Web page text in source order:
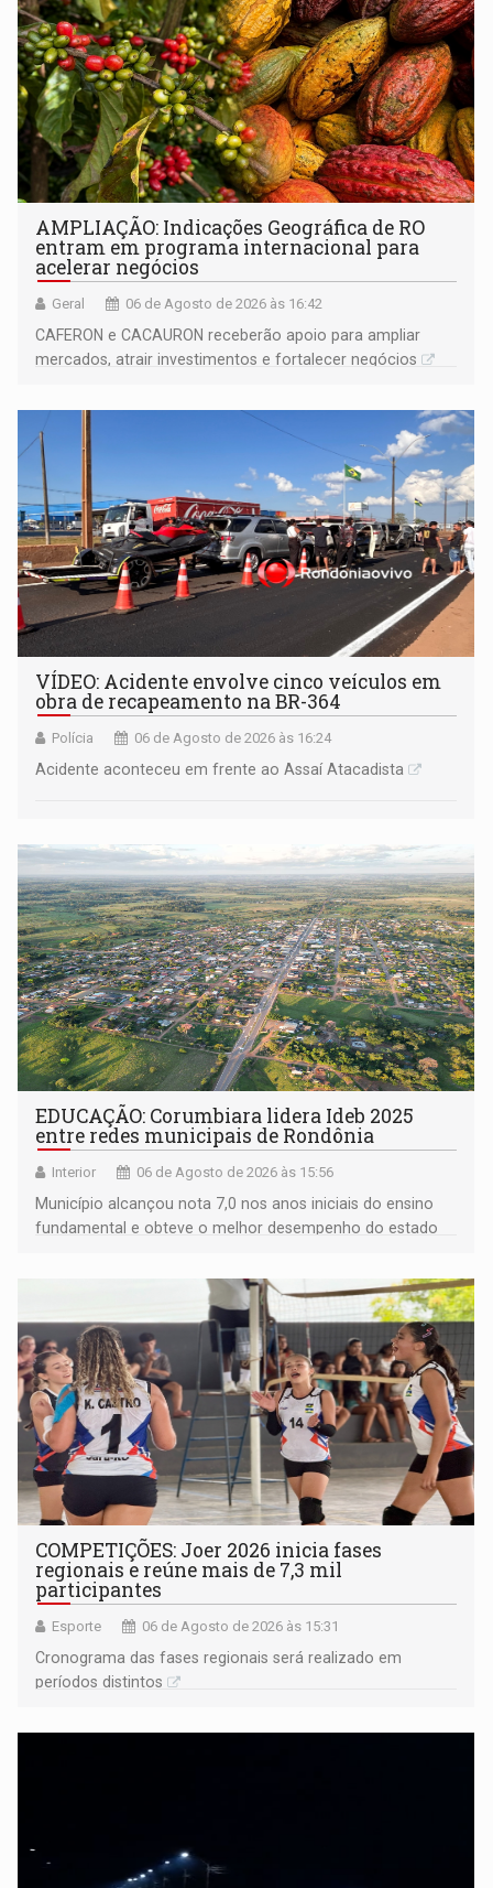
AMPLIAÇÃO: Indicações Geográfica de RO
entram em programa internacional para
acelerar negócios
Geral 06 de Agosto de 2026 às 16:42
CAFERON e CACAURON receberão apoio para ampliar
mercados, atrair investimentos e fortalecer negócios
VÍDEO: Acidente envolve cinco veículos em
obra de recapeamento na BR-364
Polícia 06 de Agosto de 2026 às 16:24
Acidente aconteceu em frente ao Assaí Atacadista
EDUCAÇÃO: Corumbiara lidera Ideb 2025
entre redes municipais de Rondônia
Interior 06 de Agosto de 2026 às 15:56
Município alcançou nota 7,0 nos anos iniciais do ensino
fundamental e obteve o melhor desempenho do estado
COMPETIÇÕES: Joer 2026 inicia fases
regionais e reúne mais de 7,3 mil
participantes
Esporte 06 de Agosto de 2026 às 15:31
Cronograma das fases regionais será realizado em
períodos distintos